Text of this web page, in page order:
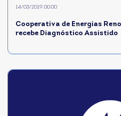
Cooperativa de Energias
recebe Diagnóstico Assistido
14/03/2019 00:00